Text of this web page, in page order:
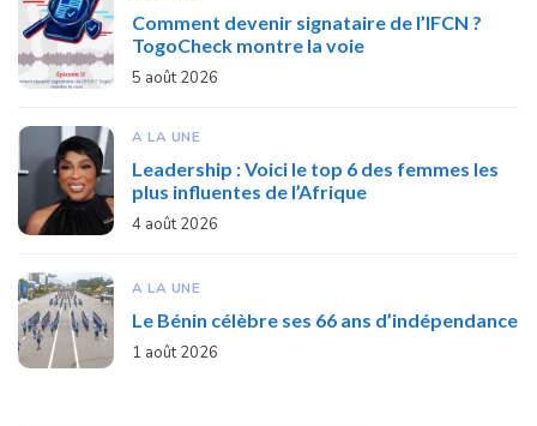
Comment devenir signataire de l’IFCN ?
TogoCheck montre la voie
5 août 2026
A LA UNE
Leadership : Voici le top 6 des femmes les
plus influentes de l’Afrique
4 août 2026
A LA UNE
Le Bénin célèbre ses 66 ans d’indépendance
1 août 2026